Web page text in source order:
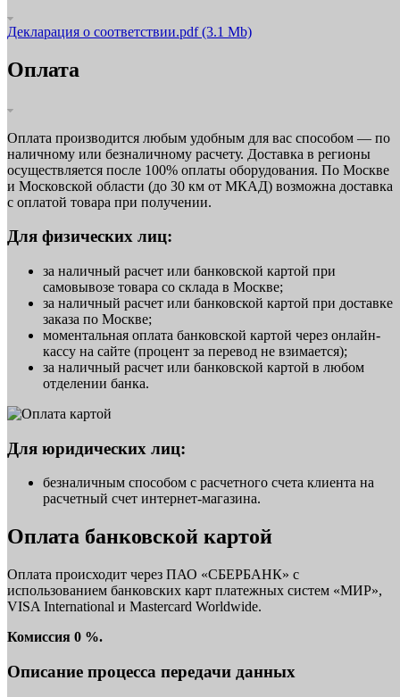
Декларация о соответствии.pdf(3.1 Mb)
Оплата
Оплата производится любым удобным для вас способом — по
наличному или безналичному расчету. Доставка в регионы
осуществляется после 100% оплаты оборудования. По Москве
и Московской области (до 30 км от МКАД) возможна доставка
с оплатой товара при получении.
Для физических лиц:
за наличный расчет или банковской картой при
самовывозе товара со склада в Москве;
за наличный расчет или банковской картой при доставке
заказа по Москве;
моментальная оплата банковской картой через онлайн-
кассу на сайте (процент за перевод не взимается);
за наличный расчет или банковской картой в любом
отделении банка.
Для юридических лиц:
безналичным способом с расчетного счета клиента на
расчетный счет интернет-магазина.
Оплата банковской картой
Оплата происходит через ПАО «СБЕРБАНК» с
использованием банковских карт платежных систем «МИР»,
VISA International и Mastercard Worldwide.
Комиссия 0 %.
Описание процесса передачи данных